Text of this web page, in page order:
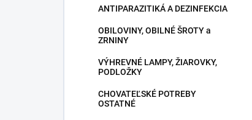
ANTIPARAZITIKÁ A DEZINFEKCIA
OBILOVINY, OBILNÉ ŠROTY a
ZRNINY
VÝHREVNÉ LAMPY, ŽIAROVKY,
PODLOŽKY
CHOVATEĽSKÉ POTREBY
OSTATNÉ